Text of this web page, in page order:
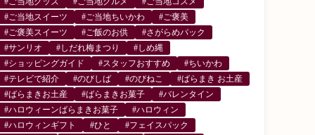
#ご当地スイーツ
#ご当地ちいかわ
#ご褒美
#ご褒美スイーツ
#ご飯のお供
#さがらめパック
#サンリオ
#しだれ梅まつり
#しめ縄
#ショッピングガイド
#スタッフおすすめ
#ちいかわ
#テレビで紹介
#のびしば #のびねこ
#ばらまき お土産
#ばらまきお土産
#ばらまきお菓子
#バレンタイン
#ハロウィーンばらまきお菓子
#ハロウィン
#ハロウィンギフト
#ひと
#フェイスパック